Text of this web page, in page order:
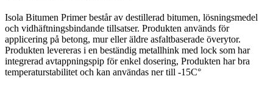
Isola Bitumen Primer består av destillerad bitumen, lösningsmedel
och vidhäftningsbindande tillsatser. Produkten används för
applicering på betong, mur eller äldre asfaltbaserade överytor.
Produkten levereras i en beständig metallhink med lock som har
integrerad avtappningspip för enkel dosering, Produkten har bra
temperaturstabilitet och kan användas ner till -15C°